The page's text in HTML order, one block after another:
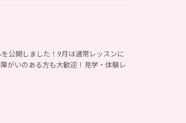
公開しました！9月は通常レッスンに
がいのある方も大歓迎！見学・体験レ